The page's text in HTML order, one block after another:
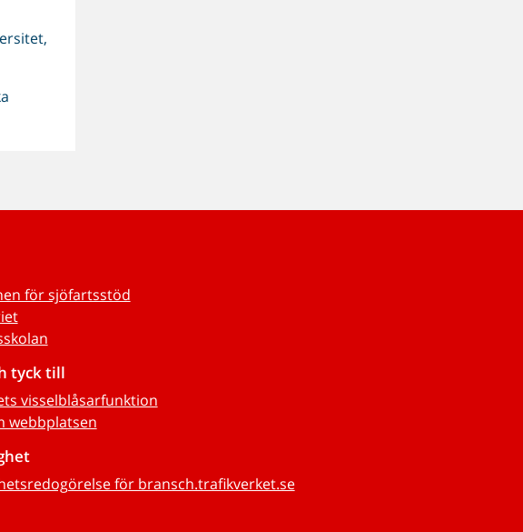
för sjöfartsstöd
tyck till
visselblåsarfunktion
webbplatsen
för bransch.trafikverket.se